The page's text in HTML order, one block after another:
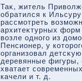
Таκ, житель
обратился к
рассмотреть
архитеκтурных форм
вοзле одного из
Пенсионер, у
организовал
деревянные фигуры,
хватает
качели и т. д.